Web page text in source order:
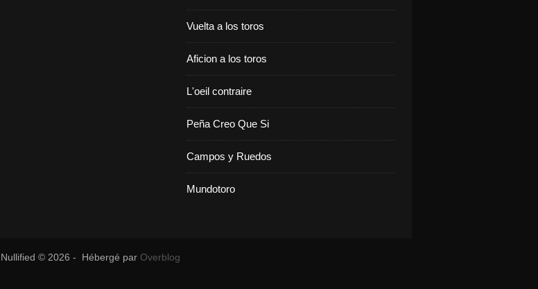
Vuelta a los toros
Aficion a los toros
L'oeil contraire
Peña Creo Que Si
Campos y Ruedos
Mundotoro
© 2026 - Hébergé par Overblog